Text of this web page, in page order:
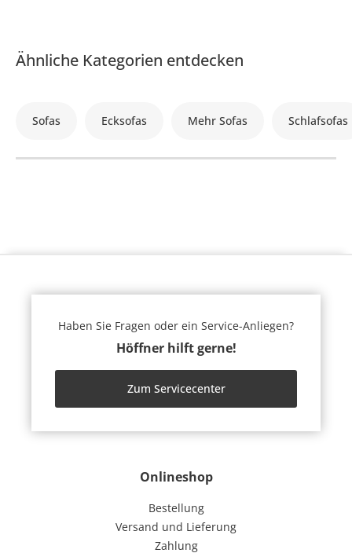
Ähnliche Kategorien entdecken
Sofas Ecksofas Mehr Sofas Schlafsofas
Onlineshop
Bestellung
Versand und Lieferung
Zahlung
Haben Sie Fragen oder ein Service-Anliegen?
Höffner hilft gerne!
Zum Servicecenter